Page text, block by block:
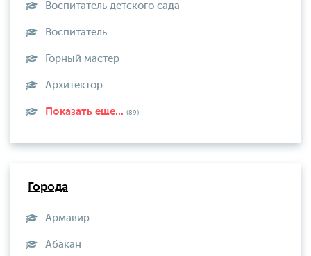
Воспитатель детского сада
Воспитатель
Горный мастер
Архитектор
Показать еще... (89)
Города
Армавир
Абакан